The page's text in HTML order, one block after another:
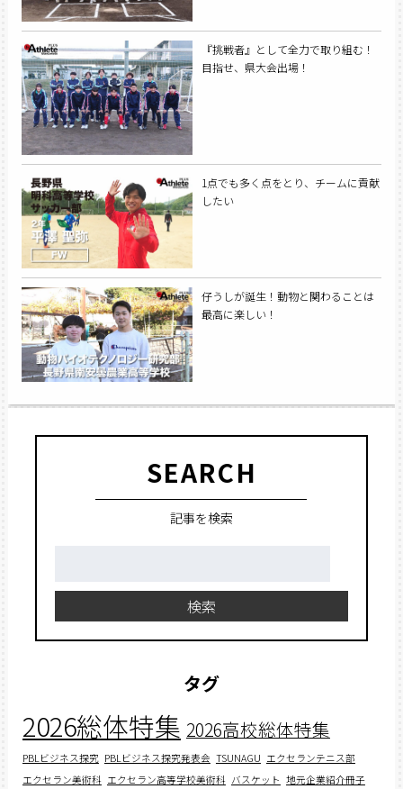
『挑戦者』として全力で取り組む！
目指せ、県大会出場！
1点でも多く点をとり、チームに貢献
したい
仔うしが誕生！動物と関わることは
最高に楽しい！
SEARCH
記事を検索
検索
タグ
2026総体特集 2026高校総体特集
PBLビジネス探究 PBLビジネス探究発表会 TSUNAGU エクセランテニス部
エクセラン美術科 エクセラン高等学校美術科 バスケット 地元企業紹介冊子